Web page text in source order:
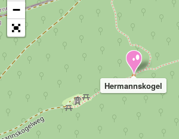
Hermannskogel
−